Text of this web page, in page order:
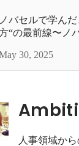
ノバセルで学ん
“の最前線〜ノ
30, 2025
人事領域か